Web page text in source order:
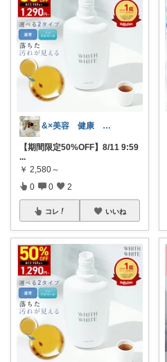
&×美容 健康 ご褒美スイーツ好き
【期間限定50%OFF】8/11 9:59
...
￥ 2,580～
0 0 2
コレ いいね